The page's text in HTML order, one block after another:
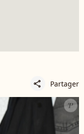
share Partager